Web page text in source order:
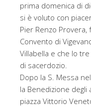
prima domenica di
si è voluto con
Pier Renzo
Convento di
Villabella e che lo
di sacerdozio.
Dopo la S. Messa
la Benedizione degli
piazza Vittorio